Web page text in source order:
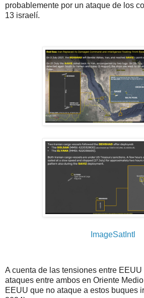
probablemente por un ataque de los
13 israelí.
ImageSatIntl
A cuenta de las tensiones entre
ataques entre ambos en Oriente
EEUU que no ataque a estos buques